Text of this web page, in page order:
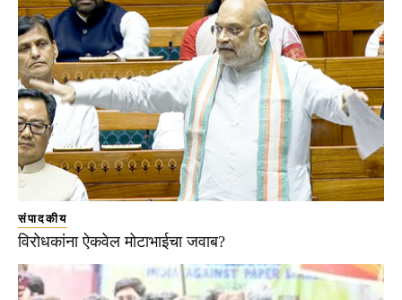
संपादकीय
विरोधकांना ऐकवेल मोटाभाईचा जवाब?